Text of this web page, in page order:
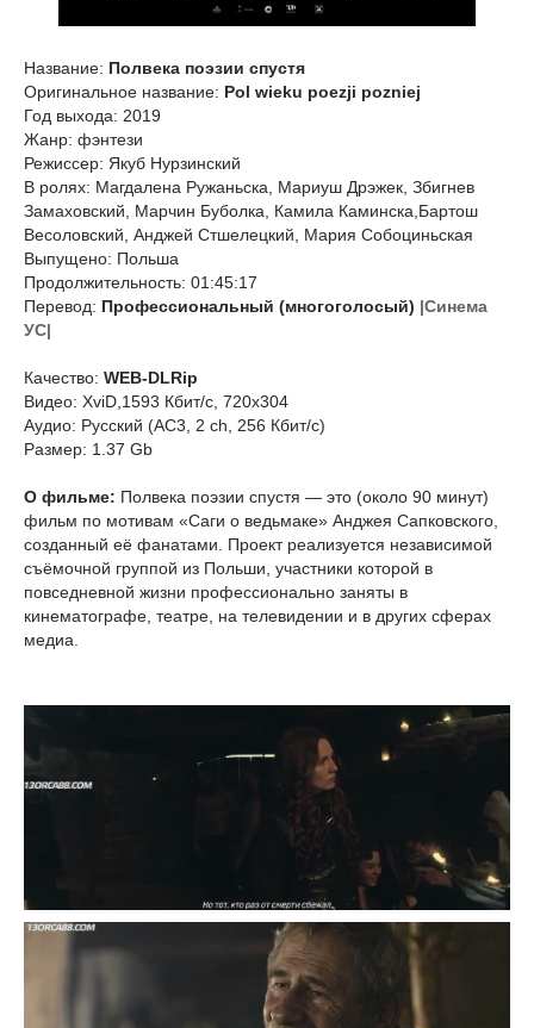
Название: Полвека поэзии спустя
Оригинальное название: Pol wieku poezji pozniej
Год выхода: 2019
Жанр: фэнтези
Режиссер: Якуб Нурзинский
В ролях: Магдалена Ружаньска, Мариуш Дрэжек, Збигнев
Замаховский, Марчин Буболка, Камила Каминска,Бартош
Весоловский, Анджей Стшелецкий, Мария Собоциньская
Выпущено: Польша
Продолжительность: 01:45:17
Перевод: Профессиональный (многоголосый) |Синема
УС|
Качество: WEB-DLRip
Видео: XviD,1593 Кбит/с, 720x304
Аудио: Русский (AC3, 2 ch, 256 Кбит/с)
Размер: 1.37 Gb
О фильме: Полвека поэзии спустя — это (около 90 минут)
фильм по мотивам «Саги о ведьмаке» Анджея Сапковского,
созданный её фанатами. Проект реализуется независимой
съёмочной группой из Польши, участники которой в
повседневной жизни профессионально заняты в
кинематографе, театре, на телевидении и в других сферах
медиа.